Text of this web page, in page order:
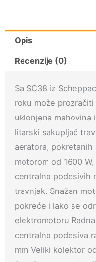
SC38
Opis
Recenzije (0)
Sa SC38 iz
roku može
uklonjena mahovina
litarski sakupljač
aeratora, pokretanih
motorom od 1600
centralno podesivih
travnjak. Snažan
pokreće i lako se
elektromotoru
centralno podesiva
mm Veliki kolektor